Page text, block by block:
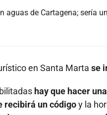
aguas de Cartagena; sería
en Santa Marta se
hay que hacer
recibirá un códigoy la